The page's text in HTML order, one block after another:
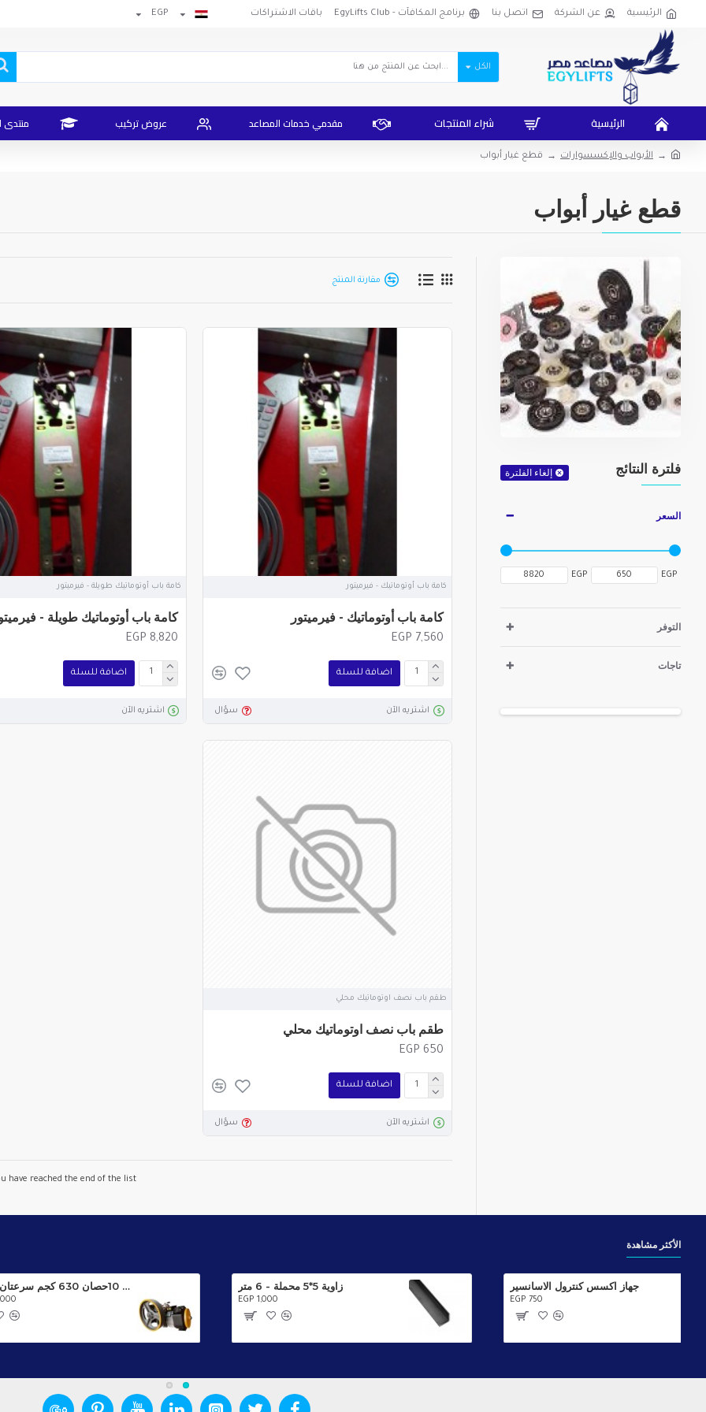
الرئيسية عن الشركة اتصل بنا برنامج المكافآت - EgyLifts Club باقات الاشتراكات EGP
الكل
الرئيسية شراء المنتجات مقدمي خدمات المصاعد عروض تركيب منتدى
الأبواب والإكسسوارات قطع غيار أبواب
قطع غيار أبواب
فلترة النتائج إلغاء الفلترة
السعر
EGP
EGP
تاجات
التوفر
مقارنة المنتج
كامة باب أوتوماتيك - فيرميتور
كامة باب أوتوماتيك - فيرميتور
EGP 7,560
اضافة للسلة
اشتريه الآن سؤال
كامة باب أوتوماتيك طويلة - فيرميتور
كامة باب أوتوماتيك طويلة -
EGP 8,820
اضافة للسلة
اشتريه الآن
طقم باب نصف اوتوماتيك محلي
طقم باب نصف اوتوماتيك محلي
EGP 650
اضافة للسلة
اشتريه الآن سؤال
have reached the end of the list.
الأكثر مشاهدة
ماكينة مصعد سيكور 10حصان 630 كجم سرعتان إيطالي زاوية 5*5 محملة - 6 متر
EGP 1,000
جهاز اكسس كنترول الاسانسير
EGP 750